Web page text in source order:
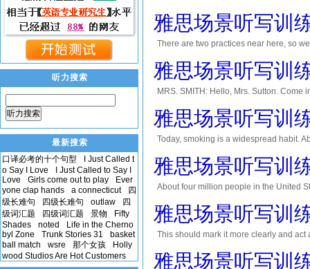
雅思场景听写训
There are two practices near here, so
雅思场景听写训
MRS. SMITH: Hello, Mrs. Sutton.
day y...
雅思场景听写训
Today, smoking is a widespread habit.
o...
雅思场景听写训
About four million people in the United
b...
雅思场景听写训
This should mark it more clearly and
雅思场景听写训
听力搜索
听力搜索
最新搜索
口译必考的十个句型
I Just Called t
o Say I Love
I Just Called to Say I
Love
Girls come out to play
Ever
yone clap hands
a connecticut
四
级长难句
四级长难句 outlaw
四
级词汇题
四级词汇题 景物
Fifty
Shades
noted
Life in the Cherno
byl Zone
Trunk Stories 31
basket
ball match
wsre 那个女孩
Holly
wood Studios Are Hot Customers